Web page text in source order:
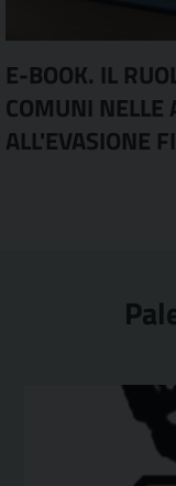
E-BOOK. IL
COMUNI NELLE
ALL'EVASIONE